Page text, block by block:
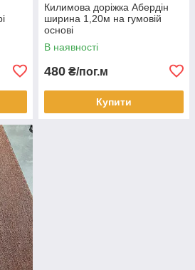
Килимова доріжка Абердін
ширина 1,20м на гумовій
основі
В наявності
480 ₴/пог.м
Купити